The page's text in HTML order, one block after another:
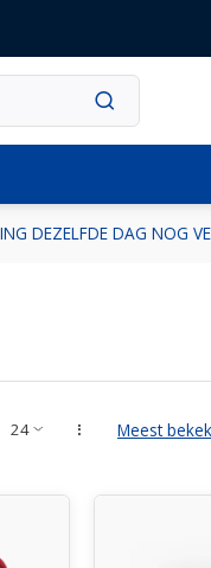
DEZELFDE DAG NOG
Meest